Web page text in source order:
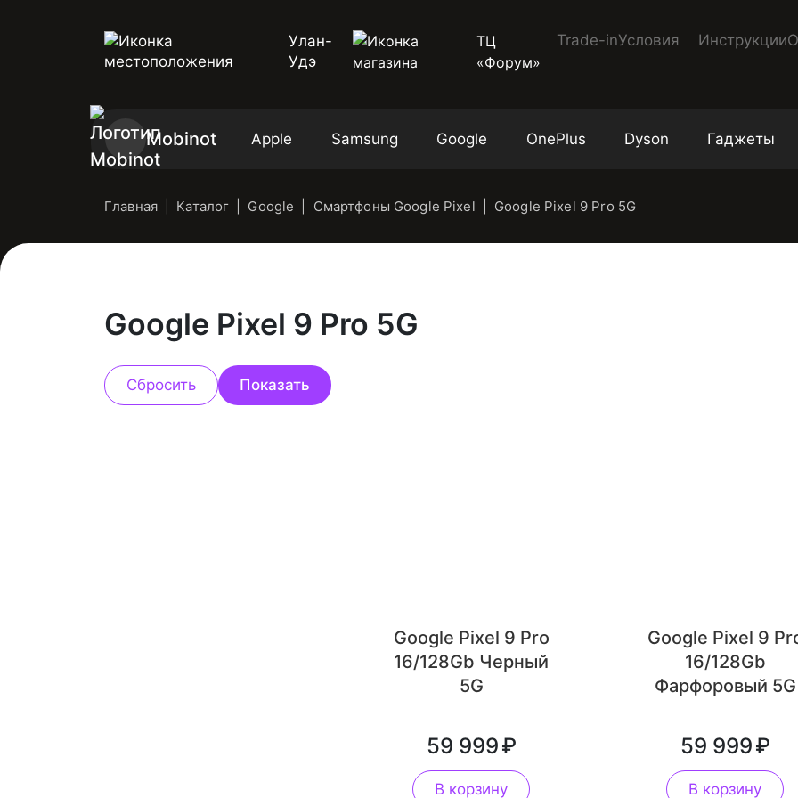
Улан-
Удэ
ТЦ
«Форум»
Trade-inУсловия Инструкции
Mobinot Apple Samsung Google OnePlus Dyson Гаджеты
Главная Каталог Google Смартфоны Google Pixel Google Pixel 9 Pro 5G
Google Pixel 9 Pro 5G
Google Pixel 9 Pro
16/128Gb Черный
5G
59 999
В корзину
Google Pixel 9
16/128Gb
Фарфоровый 5G
59 999
В корзину